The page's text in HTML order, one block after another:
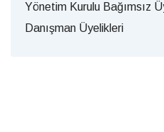
Yönetim Kurulu Bağımsız
Danışman Üyelikleri